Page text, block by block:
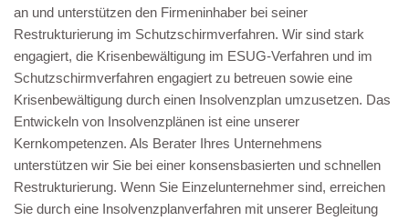
an und unterstützen den Firmeninhaber bei seiner
Restrukturierung im Schutzschirmverfahren. Wir sind stark
engagiert, die Krisenbewältigung im ESUG-Verfahren und im
Schutzschirmverfahren engagiert zu betreuen sowie eine
Krisenbewältigung durch einen Insolvenzplan umzusetzen. Das
Entwickeln von Insolvenzplänen ist eine unserer
Kernkompetenzen. Als Berater Ihres Unternehmens
unterstützen wir Sie bei einer konsensbasierten und schnellen
Restrukturierung. Wenn Sie Einzelunternehmer sind, erreichen
Sie durch eine Insolvenzplanverfahren mit unserer Begleitung